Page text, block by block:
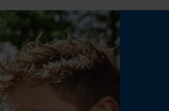
Vérifier linstallation de cookies
ID de session
Sauvegarder les préférences
Econda Tag Manager